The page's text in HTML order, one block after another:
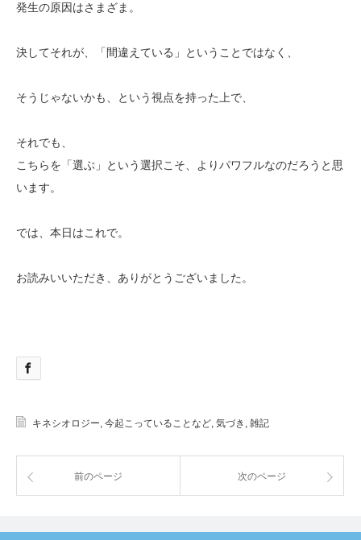
発生の原因はさまざま。
決してそれが、「間違えている」ということではなく、
そうじゃないかも、という視点を持った上で、
それでも、
こちらを「選ぶ」という選択こそ、よりパワフルなのだろうと思
います。
では、本日はこれで。
お読みいいただき、ありがとうございました。
キネシオロジー, 今起こっていることなど, 気づき , 雑記
前のページ 次のページ